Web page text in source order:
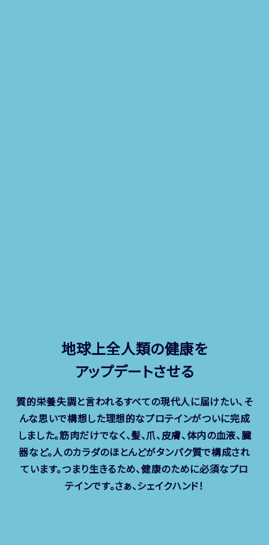
地球上全人類の健康を
アップデートさせる
質的栄養失調と言われるすべての現代人に届けたい、そ
んな思いで構想した理想的なプロテインがついに完成
しました。筋肉だけでなく、髪、爪、皮膚、体内の血液、臓
器など。人のカラダのほとんどがタンパク質で構成され
ています。つまり生きるため、健康のために必須なプロ
テインです。さぁ、シェイクハンド！